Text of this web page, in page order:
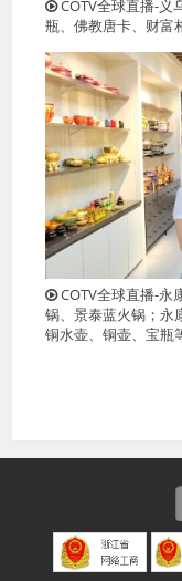
COTV全球直播-义
瓶、佛教唐卡、财富
COTV全球直播-永
锅、景泰蓝火锅；永
铜水壶、铜壶、宝瓶